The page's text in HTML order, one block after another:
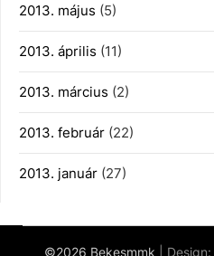
2013. május (5)
2013. április (11)
2013. március (2)
2013. február (22)
2013. január (27)
©2026 Bekesmmk | Design: